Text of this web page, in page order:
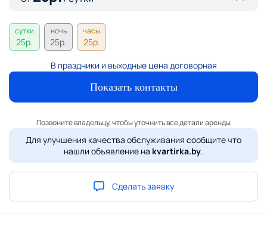
сутки
25р.
ночь
25р.
часы
25р.
В праздники и выходные цена договорная
Показать контакты
Позвоните владельцу, чтобы уточнить все детали аренды
Для улучшения качества обслуживания сообщите что
нашли объявление на kvartirka.by.
Сделать заявку